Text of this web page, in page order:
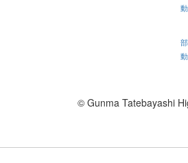
動
動
© Gunma Tatebayashi